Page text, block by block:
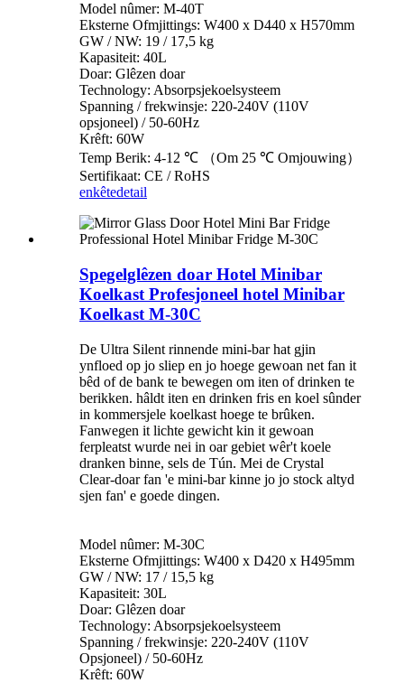
Model nûmer: M-40T
Eksterne Ofmjittings: W400 x D440 x H570mm
GW / NW: 19 / 17,5 kg
Kapasiteit: 40L
Doar: Glêzen doar
Technology: Absorpsjekoelsysteem
Spanning / frekwinsje: 220-240V (110V
opsjoneel) / 50-60Hz
Krêft: 60W
Temp Berik: 4-12 ℃ （Om 25 ℃ Omjouwing）
Sertifikaat: CE / RoHS
enkêtedetail
Spegelglêzen doar Hotel Minibar
Koelkast Profesjoneel hotel Minibar
Koelkast M-30C
De Ultra Silent rinnende mini-bar hat gjin
ynfloed op jo sliep en jo hoege gewoan net fan it
bêd of de bank te bewegen om iten of drinken te
berikken. hâldt iten en drinken fris en koel sûnder
in kommersjele koelkast hoege te brûken.
Fanwegen it lichte gewicht kin it gewoan
ferpleatst wurde nei in oar gebiet wêr't koele
dranken binne, sels de Tún. Mei de Crystal
Clear-doar fan 'e mini-bar kinne jo jo stock altyd
sjen fan' e goede dingen.
Model nûmer: M-30C
Eksterne Ofmjittings: W400 x D420 x H495mm
GW / NW: 17 / 15,5 kg
Kapasiteit: 30L
Doar: Glêzen doar
Technology: Absorpsjekoelsysteem
Spanning / frekwinsje: 220-240V (110V
Opsjoneel) / 50-60Hz
Krêft: 60W